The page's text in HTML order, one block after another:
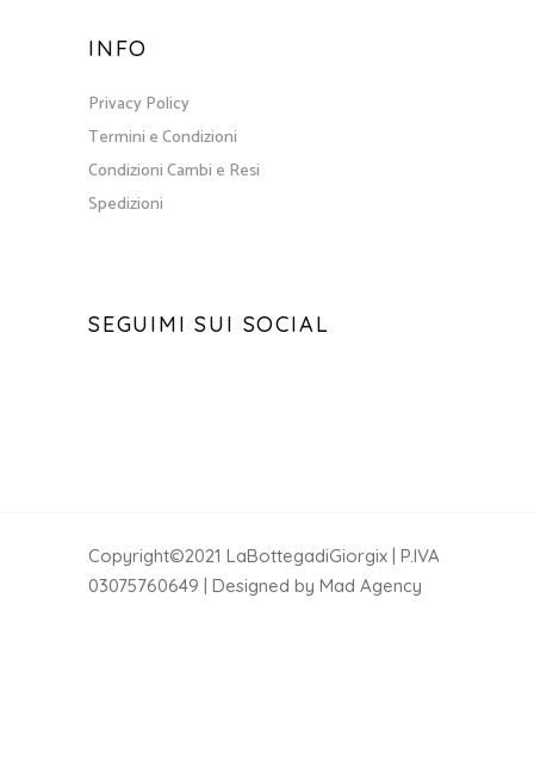
INFO
Privacy Policy
Termini e Condizioni
Condizioni Cambi e Resi
Spedizioni
SEGUIMI SUI SOCIAL
Copyright©2021 LaBottegadiGiorgix | P.IVA
03075760649 | Designed by Mad Agency